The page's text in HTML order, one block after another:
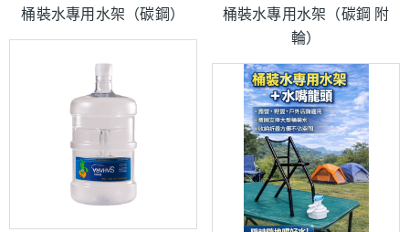
桶裝水專用水架（碳鋼）
桶裝水專用水架（碳鋼 附
輪）